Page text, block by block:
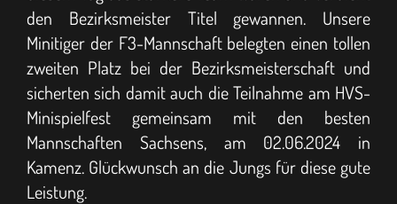
den Bezirksmeister Titel gewannen. Unsere
Minitiger der F3-Mannschaft belegten einen tollen
zweiten Platz bei der Bezirksmeisterschaft und
sicherten sich damit auch die Teilnahme am HVS-
Minispielfest gemeinsam mit den besten
Mannschaften Sachsens, am 02.06.2024 in
Kamenz. Glückwunsch an die Jungs für diese gute
Leistung.